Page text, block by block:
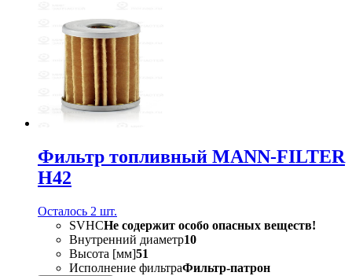
Фильтр топливный MANN-FILTER
H42
Осталось 2 шт.
SVHCНе содержит особо опасных веществ!
Внутренний диаметр10
Высота [мм]51
Исполнение фильтраФильтр-патрон